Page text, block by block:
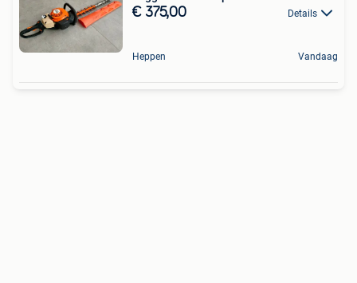
€ 375,00 Details
Heppen Vandaag